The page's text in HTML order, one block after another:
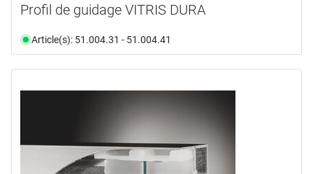
Profil de guidage VITRIS DURA
Article(s): 51.004.31 - 51.004.41